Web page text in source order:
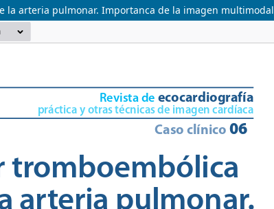
arteria pulmonar. Importanca de la imagen multimodal